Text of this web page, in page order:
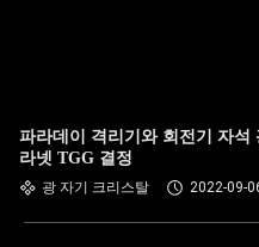
파라데이 격리기와 회전기 자석
라넷 TGG 결정
광 자기 크리스탈 2022-09-